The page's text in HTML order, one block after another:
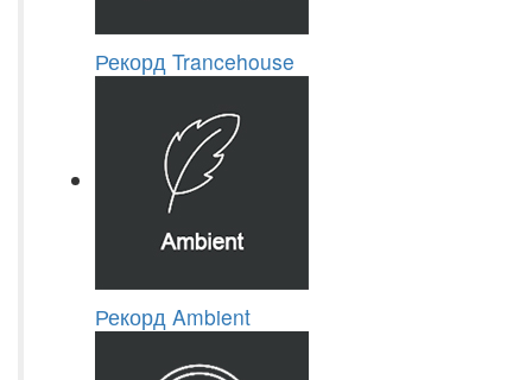
Рекорд Trancehouse
Рекорд Ambient